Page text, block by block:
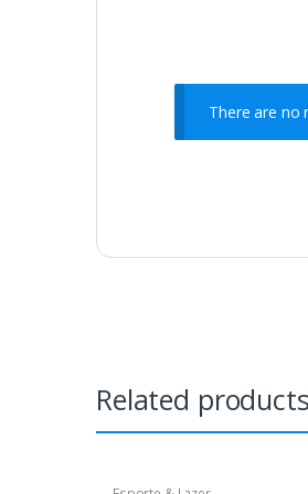
There are no
Related products